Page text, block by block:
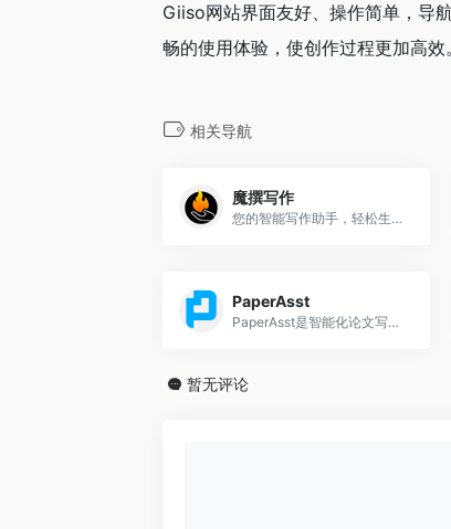
Giiso网站界面友好、操作简单，导
畅的使用体验，使创作过程更加高效。
相关导航
魔撰写作
您的智能写作助手，轻松生成高质量文案，提升创作效率
PaperAsst
PaperAsst是智能化论文写作助手，助您快速高效生成高质量学术论文
暂无评论